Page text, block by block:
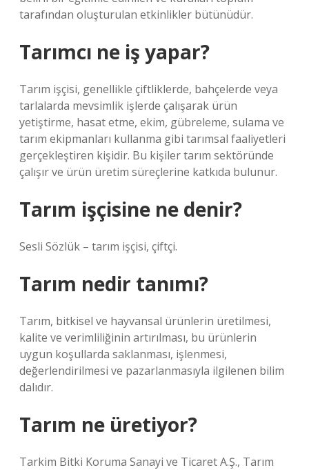
tarafından oluşturulan etkinlikler bütünüdür.
Tarımcı ne iş yapar?
Tarım işçisi, genellikle çiftliklerde, bahçelerde veya
tarlalarda mevsimlik işlerde çalışarak ürün
yetiştirme, hasat etme, ekim, gübreleme, sulama ve
tarım ekipmanları kullanma gibi tarımsal faaliyetleri
gerçekleştiren kişidir. Bu kişiler tarım sektöründe
çalışır ve ürün üretim süreçlerine katkıda bulunur.
Tarım işçisine ne denir?
Sesli Sözlük – tarım işçisi, çiftçi.
Tarım nedir tanımı?
Tarım, bitkisel ve hayvansal ürünlerin üretilmesi,
kalite ve verimliliğinin artırılması, bu ürünlerin
uygun koşullarda saklanması, işlenmesi,
değerlendirilmesi ve pazarlanmasıyla ilgilenen bilim
dalıdır.
Tarım ne üretiyor?
Tarkim Bitki Koruma Sanayi ve Ticaret A.Ş., Tarım